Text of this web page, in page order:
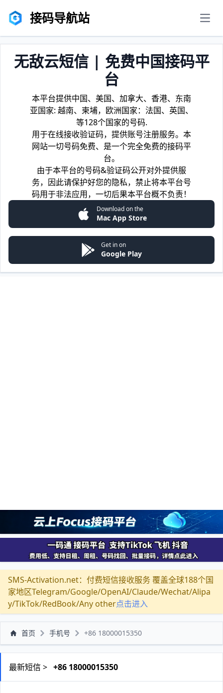
接码导航站
无敌云短信 | 免费中国接码平
台
本平台提供中国、美国、加拿大、香港、东南
亚国家: 越南、柬埔，欧洲国家：法国、英国、
等128个国家的号码.
用于在线接收验证码，提供账号注册服务。本
网站一切号码免费、是一个完全免费的接码平
台。
由于本平台的号码&验证码公开对外提供服
务，因此请保护好您的隐私，禁止将本平台号
码用于非法应用，一切后果本平台概不负责！
Download on the
Mac App Store
Get in on
Google Play
SMS-Activation.net：付费短信接收服务 覆盖全球188个国
家地区Telegram/Google/OpenAI/Claude/Wechat/Alipa
y/TikTok/RedBook/Any other点击进入
首页 手机号 +86 18000015350
最新短信 > +86 18000015350